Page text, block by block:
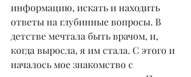
информацию, искать и находить
ответы на глубинные вопросы. В
детстве мечтала быть врачом, и,
когда выросла, я им стала. С этого и
началось мое знакомство с